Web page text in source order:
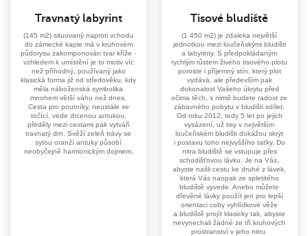
Travnatý labyrint
(145 m2) situovaný naproti vchodu
do zámecké kaple má v kruhovém
půdorysu zakomponován tvar kříže -
vzhledem k umístění je to motiv víc
než příhodný, používaný jako
klasická forma již od středověku, kdy
měla náboženská symbolika
mnohem větší váhu než dnes.
Cesta pro poutníky, neustále se
točící, vede drcenou antukou,
předěly mezi cestami pak vytváří
travnatý drn. Svěží zeleň trávy se
sytou oranží antuky působí
neobyčejně harmonickým dojmem.
Tisové bludiště
(1 450 m2) je zdaleka největší
jednotkou mezi loučeňskými bludišti
a labyrinty. S předpokládaným
rychlým růstem živého tisového plotu
poroste i příjemný stín, který plot
vydává, ale především pak
dokonalost Vašeho úkrytu před
očima těch, s nimiž budete radost ze
zábavného pobytu v bludišti sdílet.
Od roku 2012, tedy 5 let po jejich
vysázení, už tisy v největším
loučeňském bludišti dokážou skrýt
i postavu toho nejvyššího taťky. Do
nitra bludiště se vstupuje přes
schodišťovou lávku. Je na Vás,
abyste našli cestu ke druhé z lávek,
která Vás naopak ze spletitého
bludiště vyvede. Anebo můžete
dřevěné lávky použít jen pro lepší
orientaci coby vyhlídkové věže
a bludiště projít klasicky tak, abyste
nevynechali žádné ze tří kruhových
prostranství v jeho nitru.